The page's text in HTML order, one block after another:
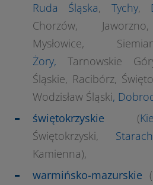
Ruda Śląska, Tychy,
Chorzów,
Mysłowice,
Żory, Tarnowskie
Śląskie, Racibórz,
Wodzisław Śląski,
świętokrzyskie (
Świętokrzyski,
Kamienna),
warmińsko-mazurskie (